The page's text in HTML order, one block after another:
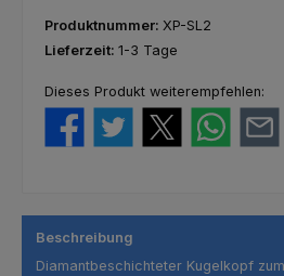
Produktnummer: XP-SL2
Lieferzeit: 1-3 Tage
Dieses Produkt weiterempfehlen:
Beschreibung
Diamantbeschichteter Kugelkopf